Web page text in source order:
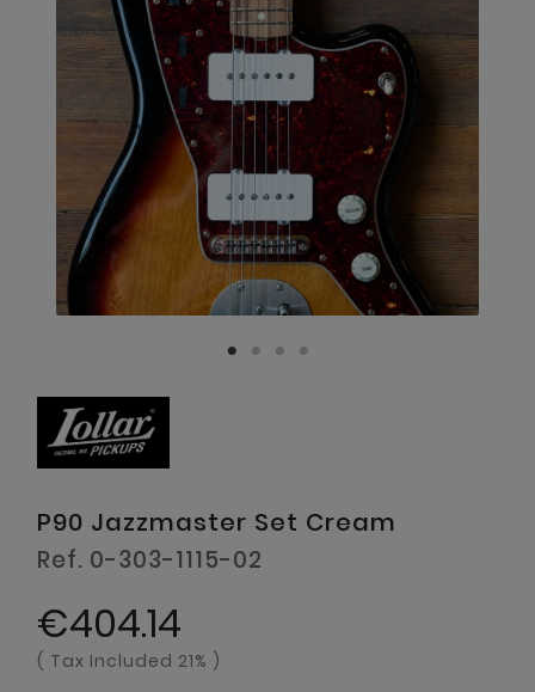
P90 Jazzmaster Set Cream
Ref. 0-303-1115-02
€404.14
( Tax Included 21% )